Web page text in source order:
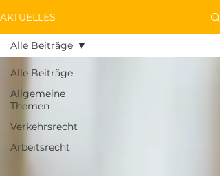
AKTUELLES
Alle Beiträge
Allgemeine
Themen
Verkehrsrecht
Arbeitsrecht
Alle Beiträge